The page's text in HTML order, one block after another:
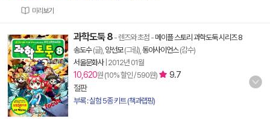
미리보기
과학도둑 8 - 렌즈와 초점 - 메이플 스토리 과학도둑 시리즈 8
송도수(글), 양선모(그림), 동아사이언스(감수)
서울문화사| 2012년 01월
10,620원 (10% 할인 / 590원)
9.7
절판
부록 : 실험 5종 키트 (책과랩핑)